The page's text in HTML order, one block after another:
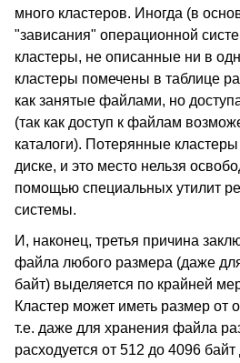
много кластеров. Иногда (в
"зависания" операционной
кластеры, не описанные ни в
кластеры помечены в таблице
как занятые файлами, но
(так как доступ к файлам
каталоги). Потерянные
диске, и это место нельзя
помощью специальных утилит
системы.
И, наконец, третья причина
файла любого размера (даже
байт) выделяется по крайней
Кластер может иметь размер от
т.е. даже для хранения файла
расходуется от 512 до 4096